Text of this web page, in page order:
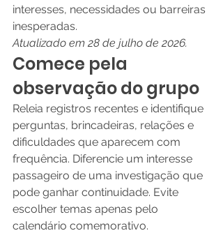
interesses, necessidades ou barreiras
inesperadas.
Atualizado em 28 de julho de 2026.
Comece pela
observação do grupo
Releia registros recentes e identifique
perguntas, brincadeiras, relações e
dificuldades que aparecem com
frequência. Diferencie um interesse
passageiro de uma investigação que
pode ganhar continuidade. Evite
escolher temas apenas pelo
calendário comemorativo.